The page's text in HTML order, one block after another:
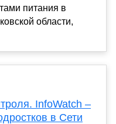
питания в
области,
InfoWatch –
в Сети